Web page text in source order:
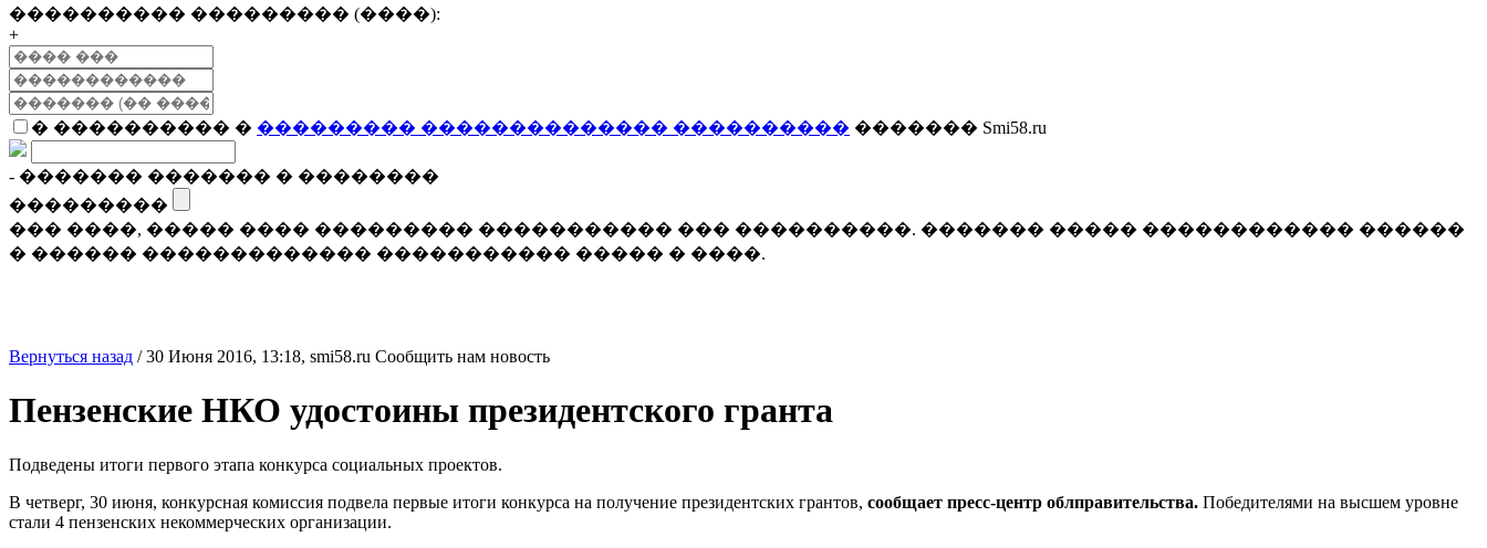
���������� ��������� (����):
+
� ���������� � ��������� �������������� ���������� ������� Smi58.ru
- ������� ������� � ��������
���������
��� ����, ����� ���� ��������� ����������� ��� ����������. ������� ����� ������������ ������
� ������ ������������� ����������� ����� � ����.
Вернуться назад /30 Июня 2016, 13:18, smi58.ru Сообщить нам новость
Пензенские НКО удостоины президентского гранта
Подведены итоги первого этапа конкурса социальных проектов.
В четверг, 30 июня, конкурсная комиссия подвела первые итоги конкурса на получение президентских грантов, сообщает пресс-центр облправительства. Победителями на высшем уровне
стали 4 пензенских некоммерческих организации.